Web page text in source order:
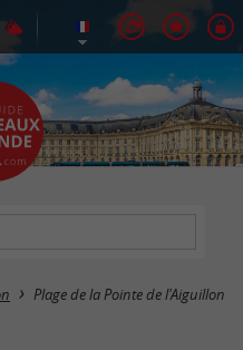
Plage de la Pointe de l'Aiguillon